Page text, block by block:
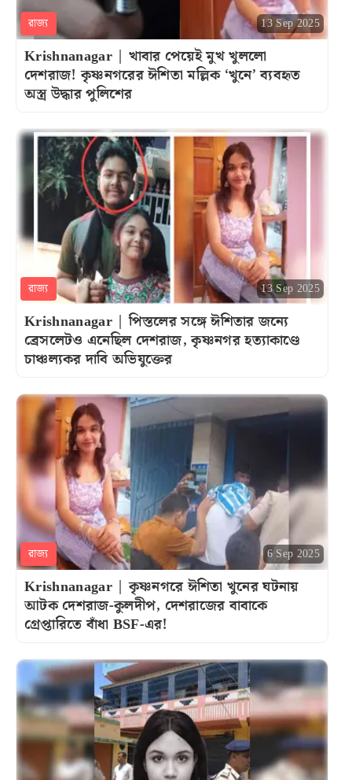
রাজ্য 13 Sep 2025
Krishnanagar | খাবার পেয়েই মুখ খুললো
দেশরাজ! কৃষ্ণনগরের ঈশিতা মল্লিক ‘খুনে’ ব্যবহৃত
অস্ত্র উদ্ধার পুলিশের
রাজ্য 13 Sep 2025
Krishnanagar | পিস্তলের সঙ্গে ঈশিতার জন্যে
ব্রেসলেটও এনেছিল দেশরাজ, কৃষ্ণনগর হত্যাকাণ্ডে
চাঞ্চল্যকর দাবি অভিযুক্তের
রাজ্য 6 Sep 2025
Krishnanagar | কৃষ্ণনগরে ঈশিতা খুনের ঘটনায়
আটক দেশরাজ-কুলদীপ, দেশরাজের বাবাকে
গ্রেপ্তারিতে বাঁধা BSF-এর!